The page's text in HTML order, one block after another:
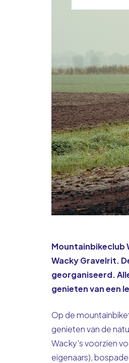
Mountainbikeclub
Wacky Gravelrit.
georganiseerd.
genieten van een
Op de
genieten van de
Wacky’s voorzien
eigenaars),